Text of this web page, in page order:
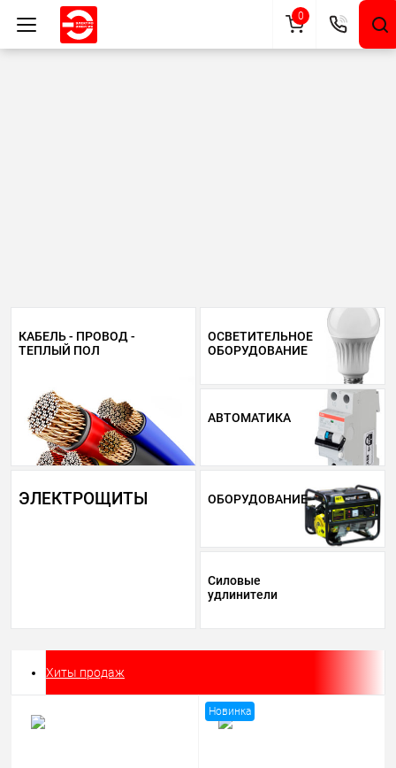
КАБЕЛЬ - ПРОВОД -
ТЕПЛЫЙ ПОЛ
ОСВЕТИТЕЛЬНОЕ
ОБОРУДОВАНИЕ
АВТОМАТИКА
ЭЛЕКТРОЩИТЫ ОБОРУДОВАНИЕ
Силовые
удлинители
Хиты продаж
Новинка
0